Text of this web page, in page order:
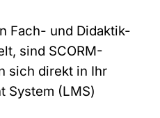
Fach- und Didaktik-
sind SCORM-
sich direkt in Ihr
System (LMS)